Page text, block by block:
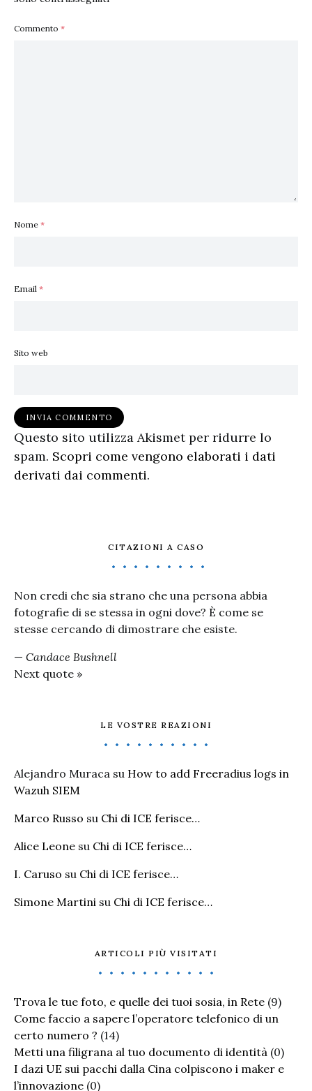
Commento *
Nome *
Email *
Sito web
Questo sito utilizza Akismet per ridurre lo
spam. Scopri come vengono elaborati i dati
derivati dai commenti.
CITAZIONI A CASO
Non credi che sia strano che una persona abbia
fotografie di se stessa in ogni dove? È come se
stesse cercando di dimostrare che esiste.
— Candace Bushnell
Next quote »
LE VOSTRE REAZIONI
Alejandro Muraca su How to add Freeradius logs in
Wazuh SIEM
Marco Russo su Chi di ICE ferisce…
Alice Leone su Chi di ICE ferisce…
I. Caruso su Chi di ICE ferisce…
Simone Martini su Chi di ICE ferisce…
ARTICOLI PIÙ VISITATI
Trova le tue foto, e quelle dei tuoi sosia, in Rete (9)
Come faccio a sapere l’operatore telefonico di un
certo numero ? (14)
Metti una filigrana al tuo documento di identità (0)
I dazi UE sui pacchi dalla Cina colpiscono i maker e
l’innovazione (0)